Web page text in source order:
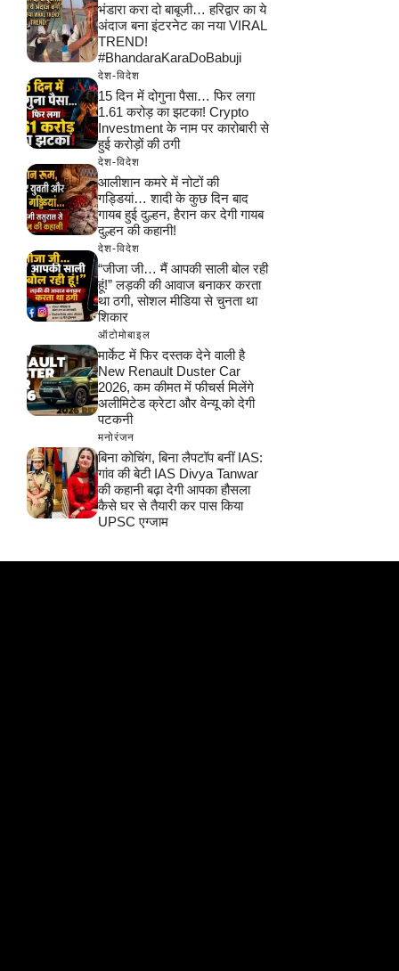
भंडारा करा दो बाबूजी… हरिद्वार का ये
अंदाज बना इंटरनेट का नया VIRAL
TREND!
#BhandaraKaraDoBabuji
देश-विदेश
15 दिन में दोगुना पैसा… फिर लगा
1.61 करोड़ का झटका! Crypto
Investment के नाम पर कारोबारी से
हुई करोड़ों की ठगी
देश-विदेश
आलीशान कमरे में नोटों की
गड्डियां… शादी के कुछ दिन बाद
गायब हुई दुल्हन, हैरान कर देगी गायब
दुल्हन की कहानी!
देश-विदेश
“जीजा जी… मैं आपकी साली बोल रही
हूं!” लड़की की आवाज बनाकर करता
था ठगी, सोशल मीडिया से चुनता था
शिकार
ऑटोमोबाइल
मार्केट में फिर दस्तक देने वाली है
New Renault Duster Car
2026, कम कीमत में फीचर्स मिलेंगे
अलीमिटेड क्रेटा और वेन्यू को देगी
पटकनी
मनोरंजन
बिना कोचिंग, बिना लैपटॉप बनीं IAS:
गांव की बेटी IAS Divya Tanwar
की कहानी बढ़ा देगी आपका हौसला
कैसे घर से तैयारी कर पास किया
UPSC एग्जाम